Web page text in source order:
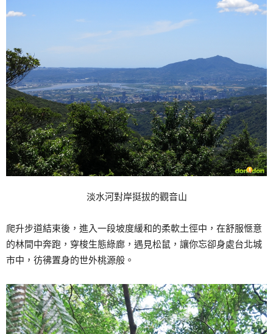
淡水河對岸挺拔的觀音山
爬升步道結束後，進入一段坡度緩和的柔軟土徑中，在舒服愜意
的林間中奔跑，穿梭生態綠廊，遇見松鼠，讓你忘卻身處台北城
市中，彷彿置身的世外桃源般。